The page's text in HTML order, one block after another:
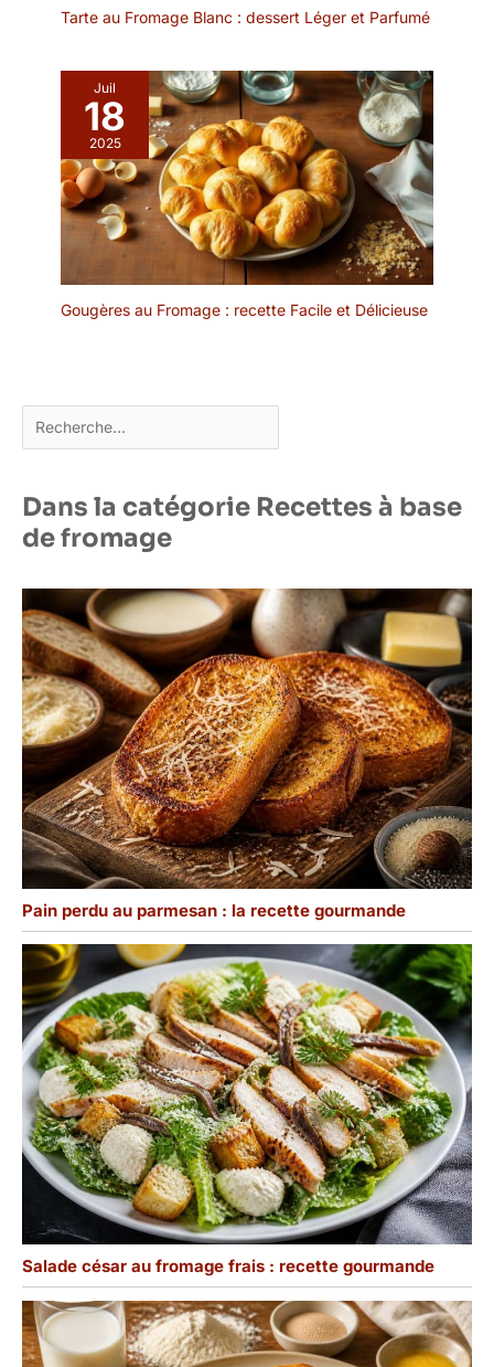
Tarte au Fromage Blanc : dessert Léger et Parfumé
Juil
18
2025
Gougères au Fromage : recette Facile et Délicieuse
Rechercher
Dans la catégorie Recettes à base
de fromage
Pain perdu au parmesan : la recette gourmande
Salade césar au fromage frais : recette gourmande